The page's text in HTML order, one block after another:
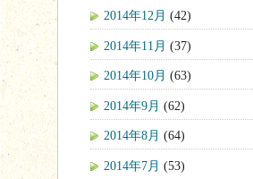
2014年12月 (42)
2014年11月 (37)
2014年10月 (63)
2014年9月 (62)
2014年8月 (64)
2014年7月 (53)